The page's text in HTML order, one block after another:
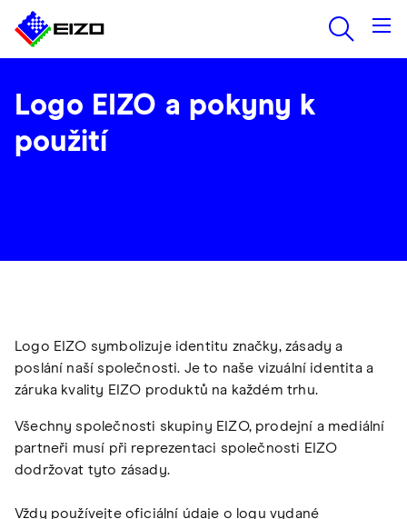
Logo EIZO a pokyny k
použití
Logo EIZO symbolizuje identitu značky, zásady a
poslání naší společnosti. Je to naše vizuální identita a
záruka kvality EIZO produktů na každém trhu.
Všechny společnosti skupiny EIZO, prodejní a mediální
partneři musí při reprezentaci společnosti EIZO
dodržovat tyto zásady.
Vždy používejte oficiální údaje o logu vydané